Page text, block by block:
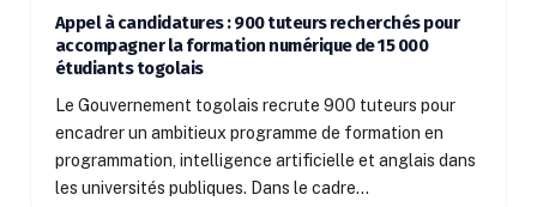
Appel à candidatures : 900 tuteurs recherchés pour
accompagner la formation numérique de 15 000
étudiants togolais
Le Gouvernement togolais recrute 900 tuteurs pour
encadrer un ambitieux programme de formation en
programmation, intelligence artificielle et anglais dans
les universités publiques. Dans le cadre…